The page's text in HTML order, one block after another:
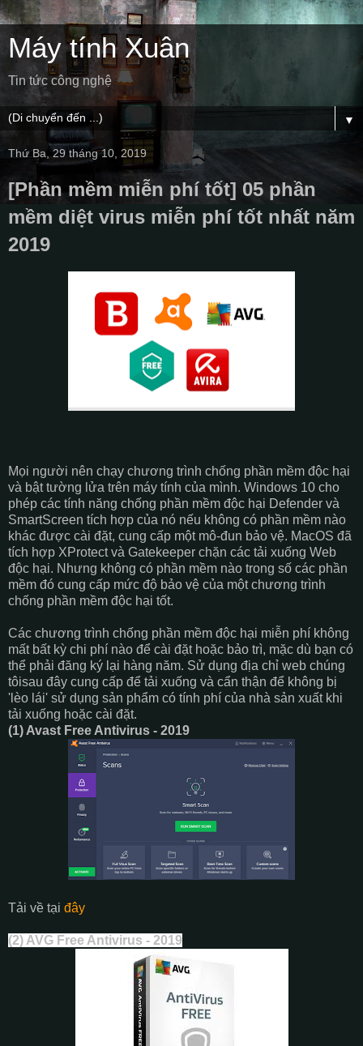
Máy tính Xuân
Tin tức công nghệ
▼
Thứ Ba, 29 tháng 10, 2019
[Phần mềm miễn phí tốt] 05 phần
mềm diệt virus miễn phí tốt nhất năm
2019
Mọi người nên chạy chương trình chống phần mềm độc hại
và bật tường lửa trên máy tính của mình. Windows 10 cho
phép các tính năng chống phần mềm độc hại Defender và
SmartScreen tích hợp của nó nếu không có phần mềm nào
khác được cài đặt, cung cấp một mô-đun bảo vệ. MacOS đã
tích hợp XProtect và Gatekeeper chặn các tải xuống Web
độc hại. Nhưng không có phần mềm nào trong số các phần
mềm đó cung cấp mức độ bảo vệ của một chương trình
chống phần mềm độc hại tốt.
Các chương trình chống phần mềm độc hại miễn phí không
mất bất kỳ chi phí nào để cài đặt hoặc bảo trì, mặc dù bạn có
thể phải đăng ký lại hàng năm. Sử dụng địa chỉ web chúng
tôisau đây cung cấp để tải xuống và cẩn thận để không bị
'lèo lái' sử dụng sản phẩm có tính phí của nhà sản xuất khi
tải xuống hoặc cài đặt.
(1) Avast Free Antivirus - 2019
Tải về tại đây
(2) AVG Free Antivirus - 2019